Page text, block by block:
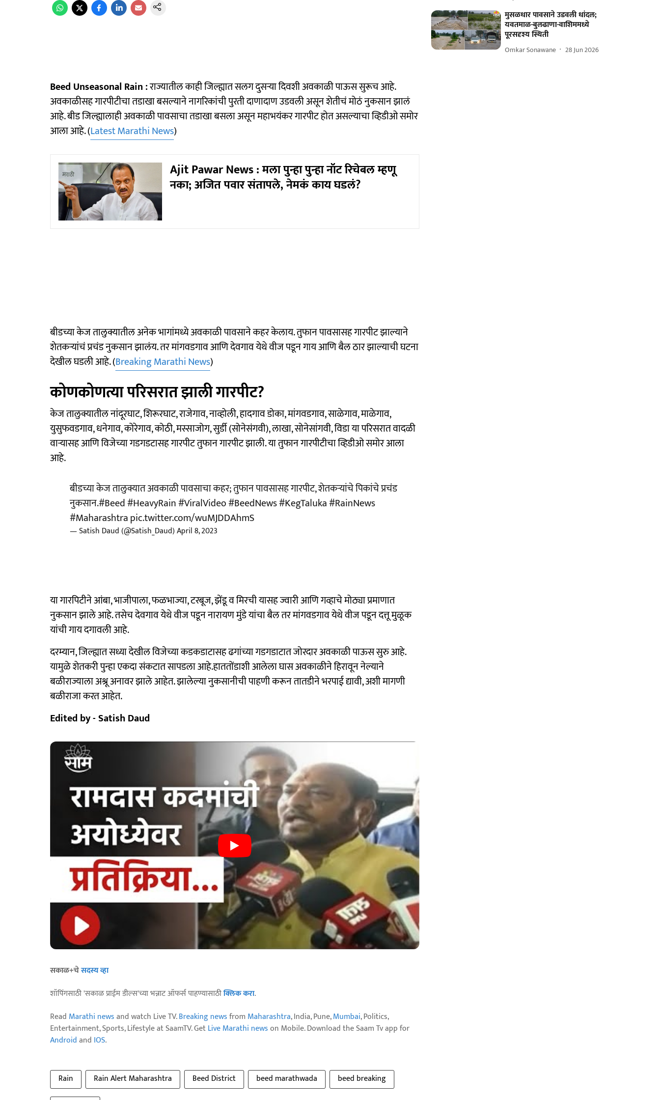
Beed Unseasonal Rain :राज्यातील काही जिल्ह्यात सलग दुसऱ्या दिवशी अवकाळी पाऊस सुरूच आहे.
अवकाळीसह गारपीटीचा तडाखा बसल्याने नागरिकांची पुरती दाणादाण उडवली असून शेतीचं मोठं नुकसान झालं
आहे. बीड जिल्ह्यालाही अवकाळी पावसाचा तडाखा बसला असून महाभयंकर गारपीट होत असल्याचा व्हिडीओ समोर
आला आहे. (Latest Marathi News)
Ajit Pawar News : मला पुन्हा पुन्हा नॉट रिचेबल म्हणू
नका; अजित पवार संतापले, नेमकं काय घडलं?
बीडच्या केज तालुक्यातील अनेक भागांमध्ये अवकाळी पावसाने कहर केलाय. तुफान पावसासह गारपीट झाल्याने
शेतकऱ्यांचं प्रचंड नुकसान झालंय. तर मांगवडगाव आणि देवगाव येथे वीज पडून गाय आणि बैल ठार झाल्याची घटना
देखील घडली आहे. (Breaking Marathi News)
कोणकोणत्या परिसरात झाली गारपीट?
केज तालुक्यातील नांदूरघाट, शिरूरघाट, राजेगाव, नाव्होली, हादगाव डोका, मांगवडगाव, साळेगाव, माळेगाव,
युसुफवडगाव, धनेगाव, कोरेगाव, कोठी, मस्साजोग, सुर्डी (सोनेसंगवी), लाखा, सोनेसांगवी, विडा या परिसरात वादळी
वाऱ्यासह आणि विजेच्या गडगडटासह गारपीट तुफान गारपीट झाली. या तुफान गारपीटीचा व्हिडीओ समोर आला
आहे.
बीडच्या केज तालुक्यात अवकाळी पावसाचा कहर; तुफान पावसासह गारपीट, शेतकऱ्यांचे पिकांचे प्रचंड
नुकसान.#Beed#HeavyRain#ViralVideo#BeedNews#KegTaluka#RainNews
#Maharashtrapic.twitter.com/wuMJDDAhmS
— Satish Daud (@Satish_Daud)April 8, 2023
या गारपिटीने आंबा, भाजीपाला, फळभाज्या, टरबूज, झेंडू व मिरची यासह ज्वारी आणि गव्हाचे मोठ्या प्रमाणात
नुकसान झाले आहे. तसेच देवगाव येथे वीज पडून नारायण मुंडे यांचा बैल तर मांगवडगाव येथे वीज पडून दत्तू मुळूक
यांची गाय दगावली आहे.
दरम्यान, जिल्ह्यात सध्या देखील विजेच्या कडकडाटासह ढगांच्या गडगडाटात जोरदार अवकाळी पाऊस सुरु आहे.
यामुळे शेतकरी पुन्हा एकदा संकटात सापडला आहे.हाततोंडाशी आलेला घास अवकाळीने हिरावून नेल्याने
बळीराज्याला अश्रू अनावर झाले आहेत. झालेल्या नुकसानीची पाहणी करून तातडीने भरपाई द्यावी, अशी मागणी
बळीराजा करत आहेत.
Edited by - Satish Daud
सकाळ+चेसदस्य व्हा
शॉपिंगसाठी 'सकाळ प्राईम डील्स'च्या भन्नाट ऑफर्स पाहण्यासाठीक्लिक करा.
Read Marathi newsand watch Live TV.Breaking newsfrom Maharashtra, India, Pune,Mumbai, Politics,
Entertainment, Sports, Lifestyle at SaamTV. GetLive Marathi newson Mobile. Download the Saam Tv app for
Androidand IOS.
Rain Rain Alert Maharashtra Beed District beed marathwada
beed breaking
मुसळधार पावसाने उडवली धांदल;
यवतमाळ-बुलढाणा-वाशिममध्ये
पूरसदृश्य स्थिती
Omkar Sonawane 28 Jun 2026